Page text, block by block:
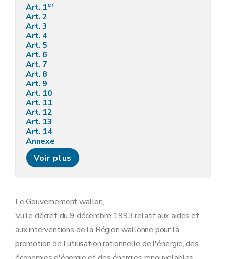
Art. 1er
Art. 2
Art. 3
Art. 4
Art. 5
Art. 6
Art. 7
Art. 8
Art. 9
Art. 10
Art. 11
Art. 12
Art. 13
Art. 14
Annexe
Annexe
Voir plus
Le Gouvernement wallon,
Vu le décret du 9 décembre 1993 relatif aux aides et
aux interventions de la Région wallonne pour la
promotion de l'utilisation rationnelle de l'énergie, des